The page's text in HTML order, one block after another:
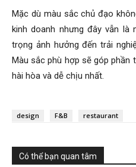
Mặc dù màu sắc chủ đạo
kinh doanh nhưng đây vẫn là
trọng ảnh hưởng đến trải
Màu sắc phù hợp sẽ góp phần
hài hòa và dễ chịu nhất.
design F&B restaurant
Có thể bạn quan tâm